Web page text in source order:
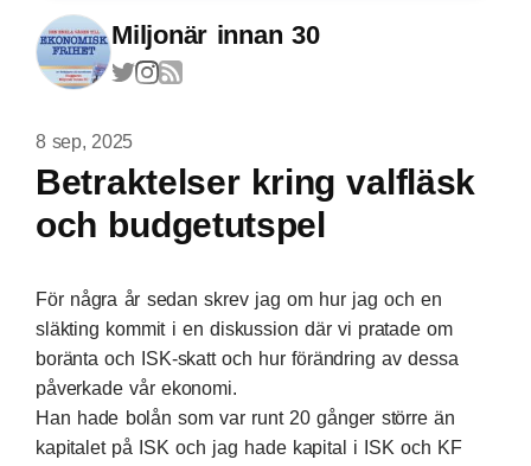
Miljonär innan 30
8 sep, 2025
Betraktelser kring valfläsk
och budgetutspel
För några år sedan skrev jag om hur jag och en
släkting kommit i en diskussion där vi pratade om
boränta och ISK-skatt och hur förändring av dessa
påverkade vår ekonomi.
Han hade bolån som var runt 20 gånger större än
kapitalet på ISK och jag hade kapital i ISK och KF